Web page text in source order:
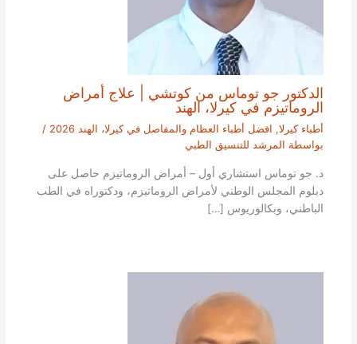
الدكتور جو توماس من كوتشي | علاج أمراض
الروماتيزم في كيرلا، الهند
أطباء كيرلا, افضل أطباء العظام والمفاصل في كيرلا، الهند 2026
/
بواسطة المرشد للتنسيق الطبي
د. جو توماس استشاري أول – أمراض الروماتيزم حاصل على
دبلوم المجلس الوطني لأمراض الروماتيزم، ودكتوراه في الطب
الباطني، وبكالوريوس […]